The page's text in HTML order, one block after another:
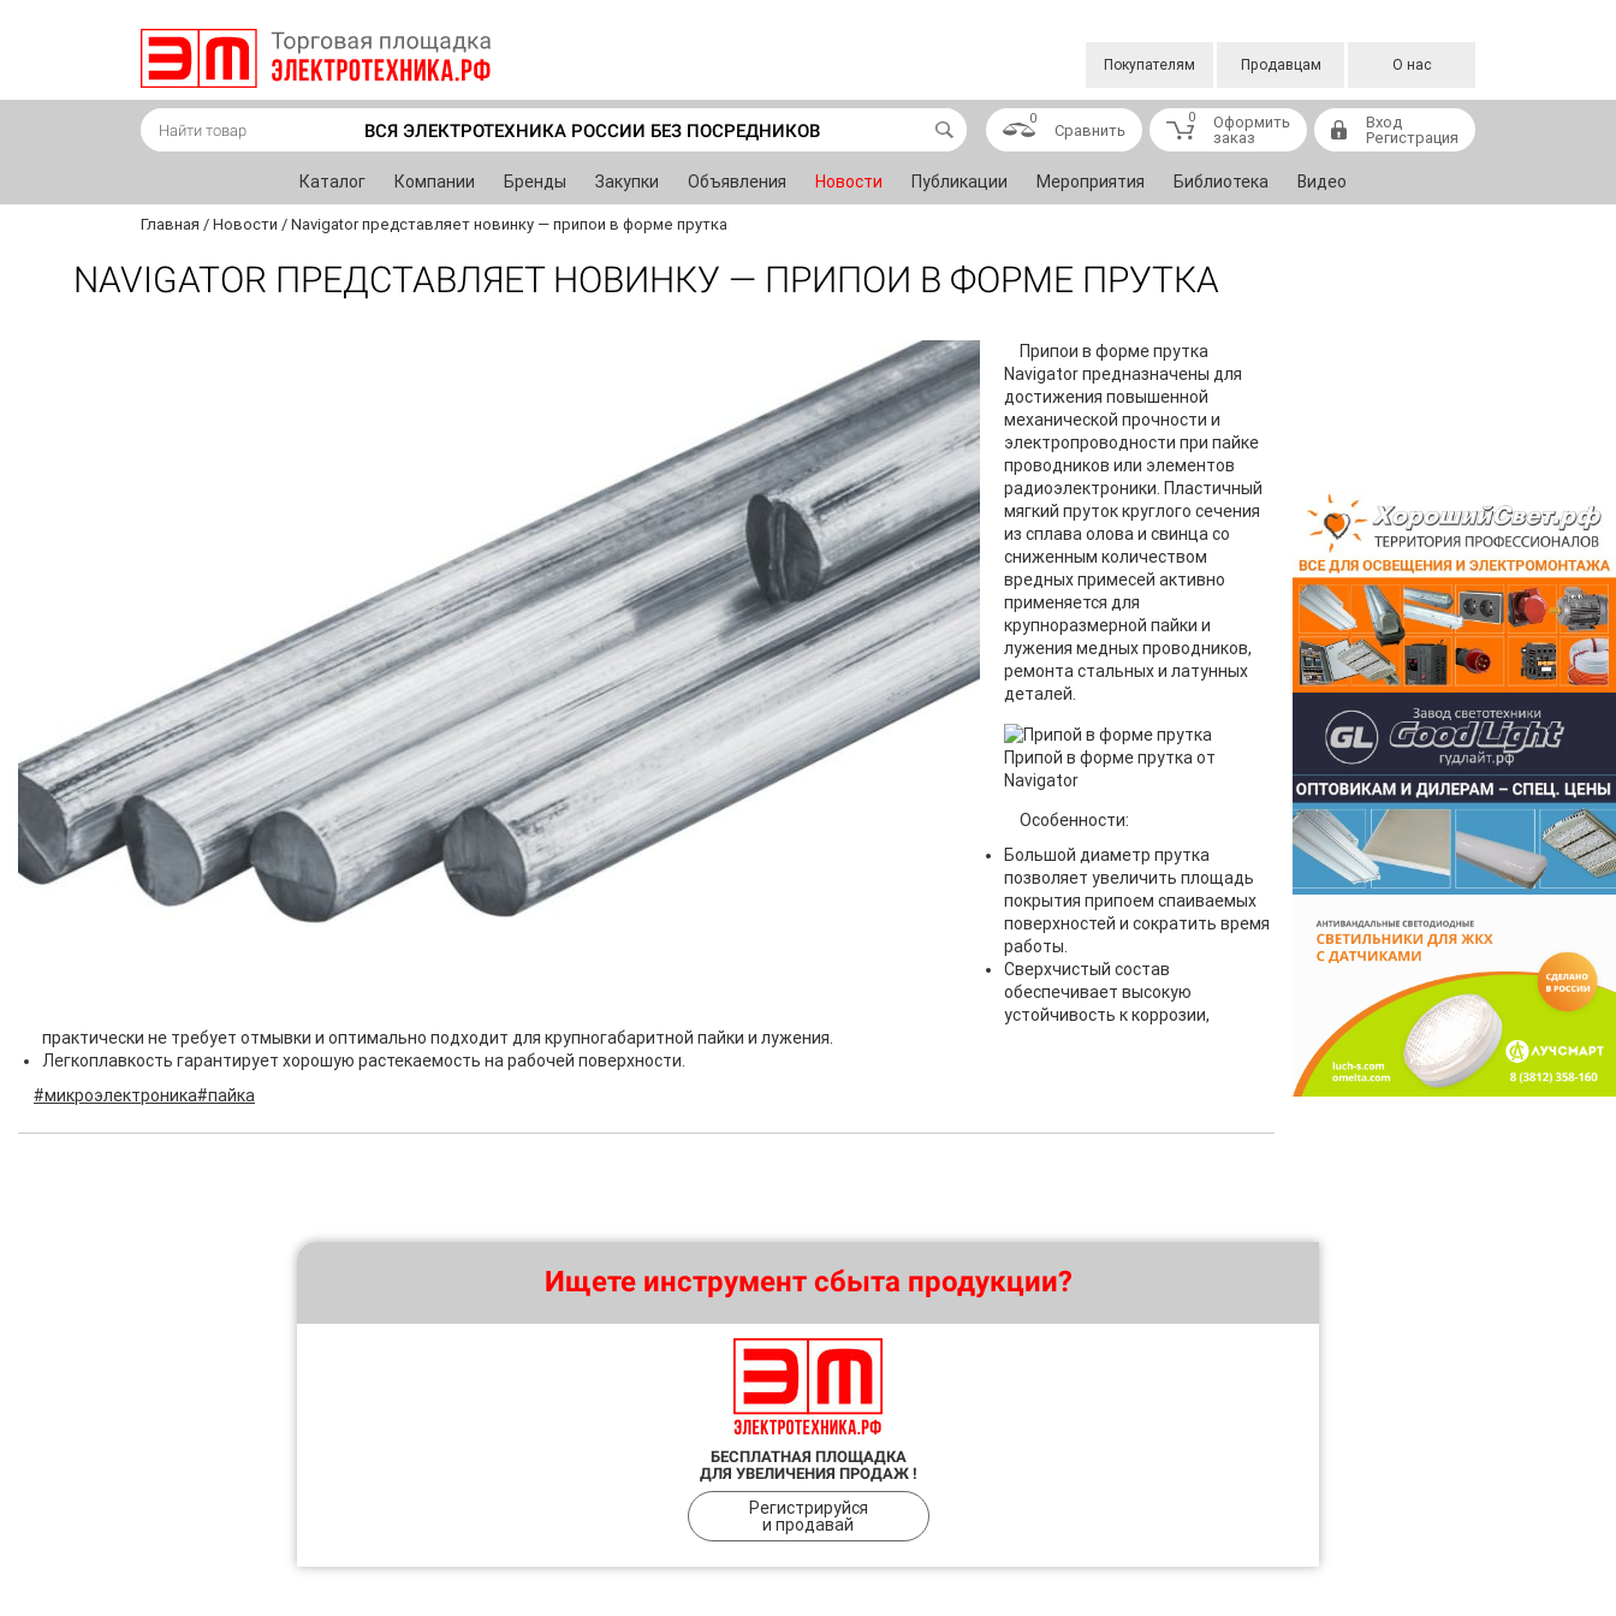
Покупателям Продавцам О нас
ВСЯ ЭЛЕКТРОТЕХНИКА РОССИИ БЕЗ ПОСРЕДНИКОВ
0
Сравнить
0
Оформить
заказ
Вход
Регистрация
Каталог Компании Бренды Закупки Объявления Новости Публикации Мероприятия Библиотека Видео
Главная / Новости / Navigator представляет новинку — припои в форме прутка
NAVIGATOR ПРЕДСТАВЛЯЕТ НОВИНКУ — ПРИПОИ В ФОРМЕ ПРУТКА
Припои в форме прутка
Navigator предназначены для
достижения повышенной
механической прочности и
электропроводности при пайке
проводников или элементов
радиоэлектроники. Пластичный
мягкий пруток круглого сечения
из сплава олова и свинца со
сниженным количеством
вредных примесей активно
применяется для
крупноразмерной пайки и
лужения медных проводников,
ремонта стальных и латунных
деталей.
Припой в форме прутка от
Navigator
Особенности:
Большой диаметр прутка
позволяет увеличить площадь
покрытия припоем спаиваемых
поверхностей и сократить время
работы.
Сверхчистый состав
обеспечивает высокую
устойчивость к коррозии,
практически не требует отмывки и оптимально подходит для крупногабаритной пайки и лужения.
Легкоплавкость гарантирует хорошую растекаемость на рабочей поверхности.
#микроэлектроника#пайка
Ищете инструмент сбыта продукции?
БЕСПЛАТНАЯ ПЛОЩАДКА
ДЛЯ УВЕЛИЧЕНИЯ ПРОДАЖ !
Регистрируйся
и продавай